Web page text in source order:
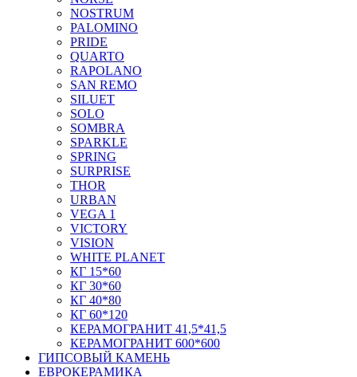
NOSTRUM
PALOMINO
PRIDE
QUARTO
RAPOLANO
SAN REMO
SILUET
SOLO
SOMBRA
SPARKLE
SPRING
SURPRISE
THOR
URBAN
VEGA 1
VICTORY
VISION
WHITE PLANET
КГ 15*60
КГ 30*60
КГ 40*80
КГ 60*120
КЕРАМОГРАНИТ 41,5*41,5
КЕРАМОГРАНИТ 600*600
ГИПСОВЫЙ КАМЕНЬ
ЕВРОКЕРАМИКА